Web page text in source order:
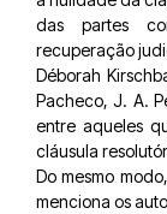
das partes
recuperação
Déborah
Pacheco, J. A.
entre aqueles
cláusula
Do mesmo
menciona os